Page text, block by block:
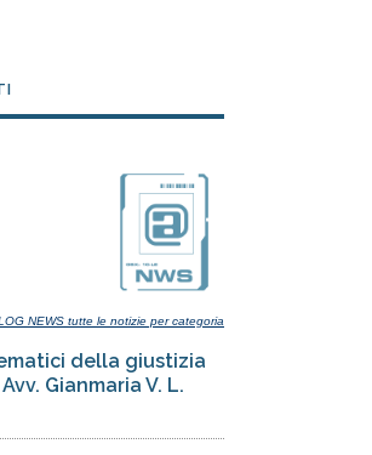
NEWS tutte le notizie per categoria
della giustizia
Gianmaria V. L.